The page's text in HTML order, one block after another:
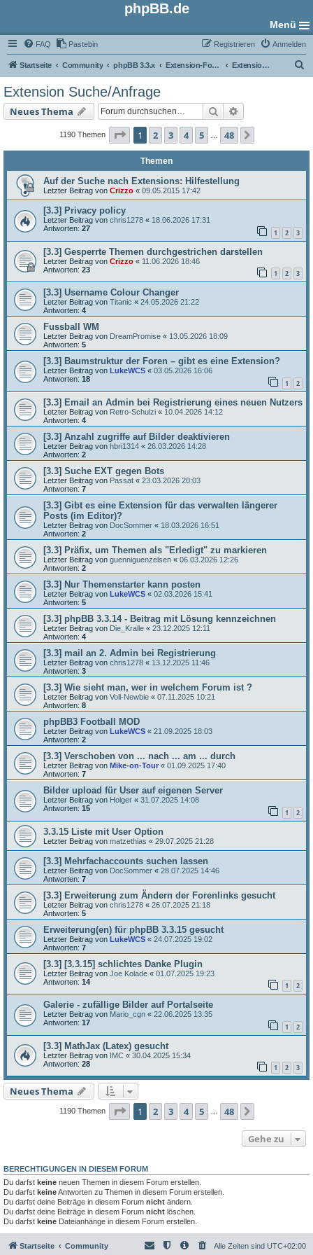
phpBB.de
Menü
FAQ Pastebin Anmelden
Registrieren
Startseite Community phpBB 3.3.x Extension-Foren Extension Suche/Anfrage
Extension Suche/Anfrage
Neues Thema Suche
1190 Themen Seite 1von 48
1 2 3 4 5 48
Themen
Auf der Suche nach Extensions: Hilfestellung
Letzter Beitrag von Crizzo « 09.05.2015 17:42
[3.3] Privacy policy
Letzter Beitrag von chris1278 « 18.06.2026 17:31
Antworten: 27 1 2 3
[3.3] Gesperrte Themen durchgestrichen darstellen
Letzter Beitrag von Crizzo « 11.06.2026 18:46
Antworten: 23 1 2 3
[3.3] Username Colour Changer
Letzter Beitrag von Titanic « 24.05.2026 21:22
Antworten: 4
Fussball WM
Letzter Beitrag von DreamPromise « 13.05.2026 18:09
Antworten: 5
[3.3] Baumstruktur der Foren – gibt es eine Extension?
Letzter Beitrag von LukeWCS « 03.05.2026 16:06
Antworten: 18 1 2
[3.3] Email an Admin bei Registrierung eines neuen Nutzers
Letzter Beitrag von Retro-Schulzi « 10.04.2026 14:12
Antworten: 4
[3.3] Anzahl zugriffe auf Bilder deaktivieren
Letzter Beitrag von hbri1314 « 26.03.2026 14:28
Antworten: 2
[3.3] Suche EXT gegen Bots
Letzter Beitrag von Passat « 23.03.2026 20:03
Antworten: 7
[3.3] Gibt es eine Extension für das verwalten längerer
Posts (im Editor)?
Letzter Beitrag von DocSommer « 18.03.2026 16:51
Antworten: 2
[3.3] Präfix, um Themen als "Erledigt" zu markieren
Letzter Beitrag von guenniguenzelsen « 06.03.2026 12:26
Antworten: 2
[3.3] Nur Themenstarter kann posten
Letzter Beitrag von LukeWCS « 02.03.2026 15:41
Antworten: 5
[3.3] phpBB 3.3.14 - Beitrag mit Lösung kennzeichnen
Letzter Beitrag von Die_Kralle « 23.12.2025 12:11
Antworten: 4
[3.3] mail an 2. Admin bei Registrierung
Letzter Beitrag von chris1278 « 13.12.2025 11:46
Antworten: 3
[3.3] Wie sieht man, wer in welchem Forum ist ?
Letzter Beitrag von Voll-Newbie « 07.11.2025 10:21
Antworten: 8
phpBB3 Football MOD
Letzter Beitrag von LukeWCS « 21.09.2025 18:03
Antworten: 2
[3.3] Verschoben von ... nach ... am ... durch
Letzter Beitrag von Mike-on-Tour « 01.09.2025 17:40
Antworten: 7
Bilder upload für User auf eigenen Server
Letzter Beitrag von Holger « 31.07.2025 14:08
Antworten: 15 1 2
3.3.15 Liste mit User Option
Letzter Beitrag von matzethias « 29.07.2025 21:28
[3.3] Mehrfachaccounts suchen lassen
Letzter Beitrag von DocSommer « 28.07.2025 14:46
Antworten: 7
[3.3] Erweiterung zum Ändern der Forenlinks gesucht
Letzter Beitrag von chris1278 « 26.07.2025 21:18
Antworten: 5
Erweiterung(en) für phpBB 3.3.15 gesucht
Letzter Beitrag von LukeWCS « 24.07.2025 19:02
Antworten: 7
[3.3] [3.3.15] schlichtes Danke Plugin
Letzter Beitrag von Joe Kolade « 01.07.2025 19:23
Antworten: 14 1 2
Galerie - zufällige Bilder auf Portalseite
Letzter Beitrag von Mario_cgn « 22.06.2025 13:35
Antworten: 17 1 2
[3.3] MathJax (Latex) gesucht
Letzter Beitrag von IMC « 30.04.2025 15:34
Antworten: 28 1 2 3
Neues Thema
1190 Themen Seite 1von 48
1 2 3 4 5 … 48
Gehe zu
BERECHTIGUNGEN IN DIESEM FORUM
Du darfst keine neuen Themen in diesem Forum erstellen.
Du darfst keineAntworten zu Themen in diesem Forum erstellen.
Du darfst deine Beiträge in diesem Forum nicht ändern.
Du darfst deine Beiträge in diesem Forum nicht löschen.
Du darfst keine Dateianhänge in diesem Forum erstellen.
Startseite Community Alle Zeiten sind UTC+02:00